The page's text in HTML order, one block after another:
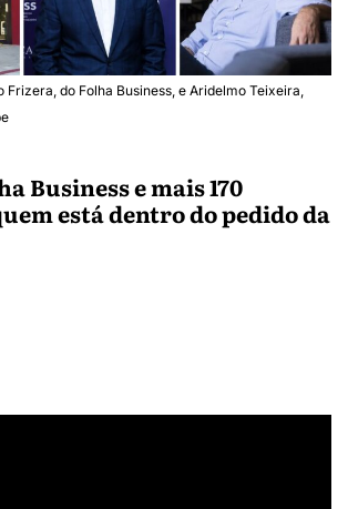
Frizera, do Folha Business, e Aridelmo Teixeira,
Business e mais 170
está dentro do pedido da